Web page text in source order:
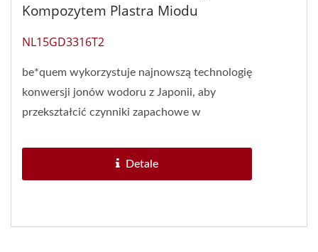
Kompozytem Plastra Miodu
NL15GD3316T2
be*quem wykorzystuje najnowszą technologię
konwersji jonów wodoru z Japonii, aby
przekształcić czynniki zapachowe w
Detale